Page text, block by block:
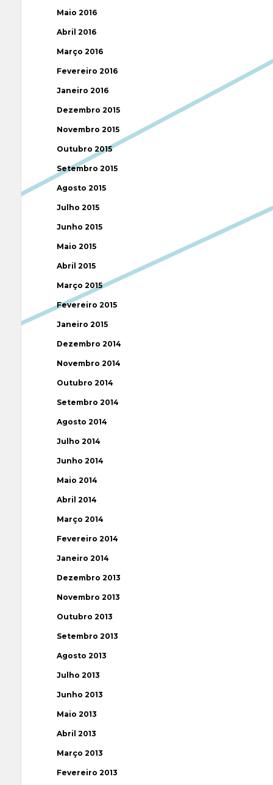
Maio 2016
Abril 2016
Março 2016
Fevereiro 2016
Janeiro 2016
Dezembro 2015
Novembro 2015
Outubro 2015
Setembro 2015
Agosto 2015
Julho 2015
Junho 2015
Maio 2015
Abril 2015
Março 2015
Fevereiro 2015
Janeiro 2015
Dezembro 2014
Novembro 2014
Outubro 2014
Setembro 2014
Agosto 2014
Julho 2014
Junho 2014
Maio 2014
Abril 2014
Março 2014
Fevereiro 2014
Janeiro 2014
Dezembro 2013
Novembro 2013
Outubro 2013
Setembro 2013
Agosto 2013
Julho 2013
Junho 2013
Maio 2013
Abril 2013
Março 2013
Fevereiro 2013